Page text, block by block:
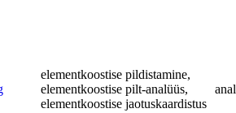
elementkoostise pildistamine,
elementkoostise pilt-analüüs,
elementkoostise jaotuskaardistus